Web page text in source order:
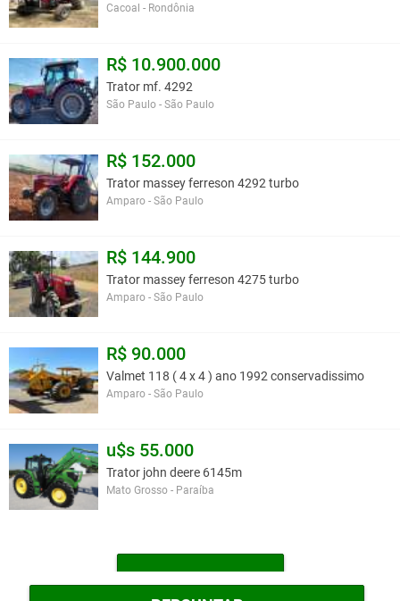
Cacoal - Rondônia
R$ 10.900.000
Trator mf. 4292
São Paulo - São Paulo
R$ 152.000
Trator massey ferreson 4292 turbo
Amparo - São Paulo
R$ 144.900
Trator massey ferreson 4275 turbo
Amparo - São Paulo
R$ 90.000
Valmet 118 ( 4 x 4 ) ano 1992 conservadissimo
Amparo - São Paulo
u$s 55.000
Trator john deere 6145m
Mato Grosso - Paraíba